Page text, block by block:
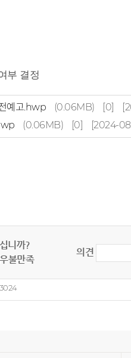
부 결정
예고.hwp (0.06MB) [0]
(0.06MB) [0] [2024-
니까?
불만족
의견